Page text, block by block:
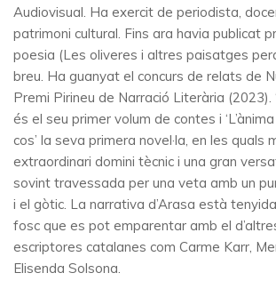
Audiovisual. Ha exercit de periodista,
patrimoni cultural. Fins ara havia publicat
poesia (Les oliveres i altres paisatges
breu. Ha guanyat el concurs de relats de
Premi Pirineu de Narració Literària (2023).
és el seu primer volum de contes i
cos’ la seva primera novel·la, en les quals
extraordinari domini tècnic i una gran
sovint travessada per una veta amb un
i el gòtic. La narrativa d’Arasa està
fosc que es pot emparentar amb el
escriptores catalanes com Carme Karr,
Elisenda Solsona.